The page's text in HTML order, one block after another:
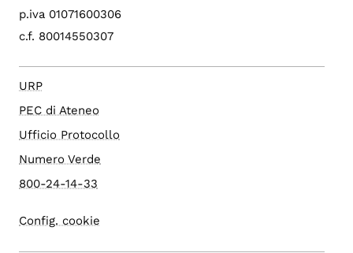
p.iva 01071600306
c.f. 80014550307
URP
PEC di Ateneo
Ufficio Protocollo
Numero Verde
800-24-14-33
Config. cookie